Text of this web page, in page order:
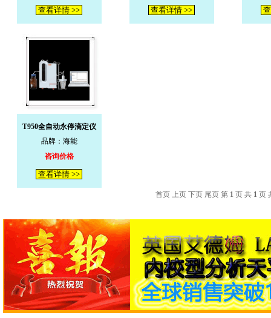
查看详情 >> 查看详情 >>
T950全自动永停滴定仪
品牌：海能
咨询价格
查看详情 >>
首页 上页 下页 尾页 第 1 页 共 1 页